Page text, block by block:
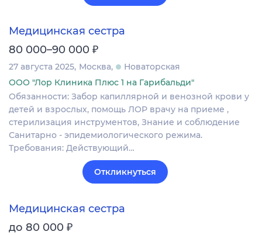
Медицинская сестра
80 000–90 000 ₽
27 августа 2025 Москва
Новаторская
ООО "Лор Клиника Плюс 1 на Гарибальди"
Обязанности: Забор капиллярной и венозной крови у
детей и взрослых, помощь ЛОР врачу на приеме ,
стерилизация инструментов, Знание и соблюдение
Санитарно - эпидемиологического режима.
Требования: Действующий…
Откликнуться
Медицинская сестра
до 80 000 ₽